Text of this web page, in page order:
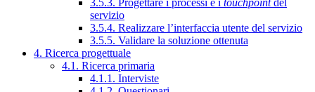
3.5.3. Progettare i processi e i touchpointdel
servizio
3.5.4. Realizzare l’interfaccia utente del servizio
3.5.5. Validare la soluzione ottenuta
4. Ricerca progettuale
4.1. Ricerca primaria
4.1.1. Interviste